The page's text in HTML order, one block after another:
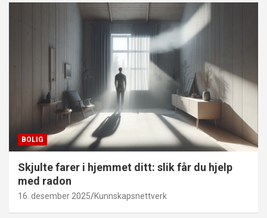
BOLIG
Skjulte farer i hjemmet ditt: slik får du hjelp
med radon
16. desember 2025 Kunnskapsnettverk